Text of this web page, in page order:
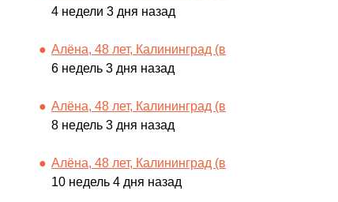
4 недели 3 дня назад
Алёна, 48 лет, Калининград (в
6 недель 3 дня назад
Алёна, 48 лет, Калининград (в
8 недель 3 дня назад
Алёна, 48 лет, Калининград (в
10 недель 4 дня назад